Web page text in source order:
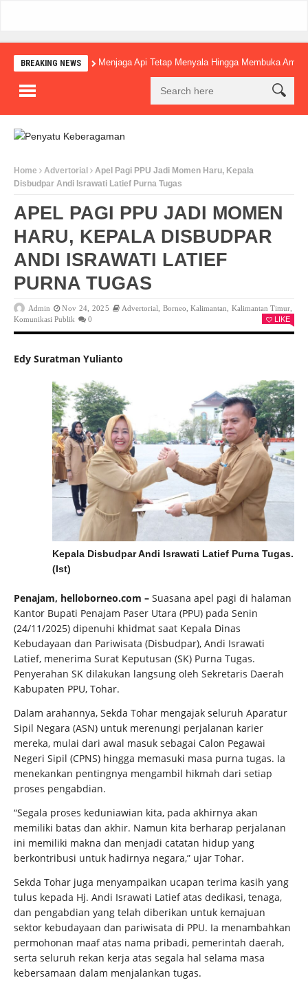
BREAKING NEWS Menjaga Api Tetap Menyala Hingga Membuka
Home Advertorial
Apel Pagi PPU Jadi Momen Haru, Kepala
Disbudpar Andi Israwati Latief Purna Tugas
APEL PAGI PPU JADI MOMEN
HARU, KEPALA DISBUDPAR
ANDI ISRAWATI LATIEF
PURNA TUGAS
Admin Nov 24, 2025 Advertorial Borneo ,Kalimantan ,Kalimantan Timur
Komunikasi Publik
0 LIKE
Edy Suratman Yulianto
Kepala Disbudpar Andi Israwati Latief Purna Tugas.
(Ist)
Penajam, helloborneo.com – Suasana apel pagi di halaman
Kantor Bupati Penajam Paser Utara (PPU) pada Senin
(24/11/2025) dipenuhi khidmat saat Kepala Dinas
Kebudayaan dan Pariwisata (Disbudpar), Andi Israwati
Latief, menerima Surat Keputusan (SK) Purna Tugas.
Penyerahan SK dilakukan langsung oleh Sekretaris Daerah
Kabupaten PPU, Tohar.
Dalam arahannya, Sekda Tohar mengajak seluruh Aparatur
Sipil Negara (ASN) untuk merenungi perjalanan karier
mereka, mulai dari awal masuk sebagai Calon Pegawai
Negeri Sipil (CPNS) hingga memasuki masa purna tugas. Ia
menekankan pentingnya mengambil hikmah dari setiap
proses pengabdian.
“Segala proses keduniawian kita, pada akhirnya akan
memiliki batas dan akhir. Namun kita berharap perjalanan
ini memiliki makna dan menjadi catatan hidup yang
berkontribusi untuk hadirnya negara,” ujar Tohar.
Sekda Tohar juga menyampaikan ucapan terima kasih yang
tulus kepada Hj. Andi Israwati Latief atas dedikasi, tenaga,
dan pengabdian yang telah diberikan untuk kemajuan
sektor kebudayaan dan pariwisata di PPU. Ia menambahkan
permohonan maaf atas nama pribadi, pemerintah daerah,
serta seluruh rekan kerja atas segala hal selama masa
kebersamaan dalam menjalankan tugas.